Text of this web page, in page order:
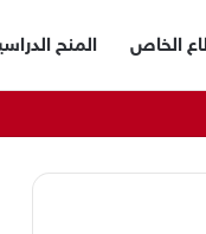
الخاص المنح